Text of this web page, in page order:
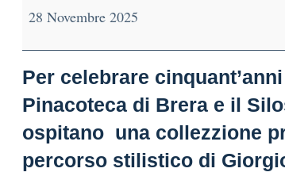
28 Novembre 2025
Per celebrare
Pinacoteca di Brera e il
ospitano una collezzione
percorso stilistico di